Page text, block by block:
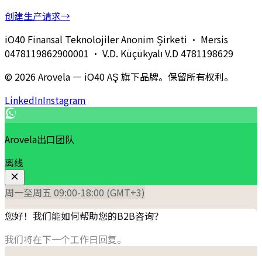
创建生产请求→
iO40 Finansal Teknolojiler Anonim Şirketi · Mersis
0478119862900001 · V.D. Küçükyalı V.D4781198629
© 2026 Arovela — iO40 AŞ 旗下品牌。保留所有权利。
LinkedInInstagram
Arovela出口团队
离线
周一至周五 09:00-18:00 (GMT+3)
您好！我们能如何帮助您的B2B咨询？
我们将在下一个工作日回复。